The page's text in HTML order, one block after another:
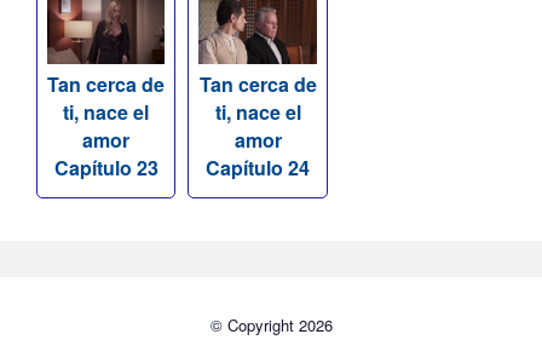
Tan cerca de
ti, nace el
amor
Capítulo 23
Tan cerca de
ti, nace el
amor
Capítulo 24
© Copyright 2026